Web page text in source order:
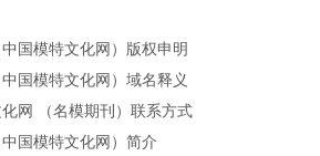
国模特文化网）版权申明
国模特文化网）域名释义
网 （名模期刊）联系方式
国模特文化网）简介